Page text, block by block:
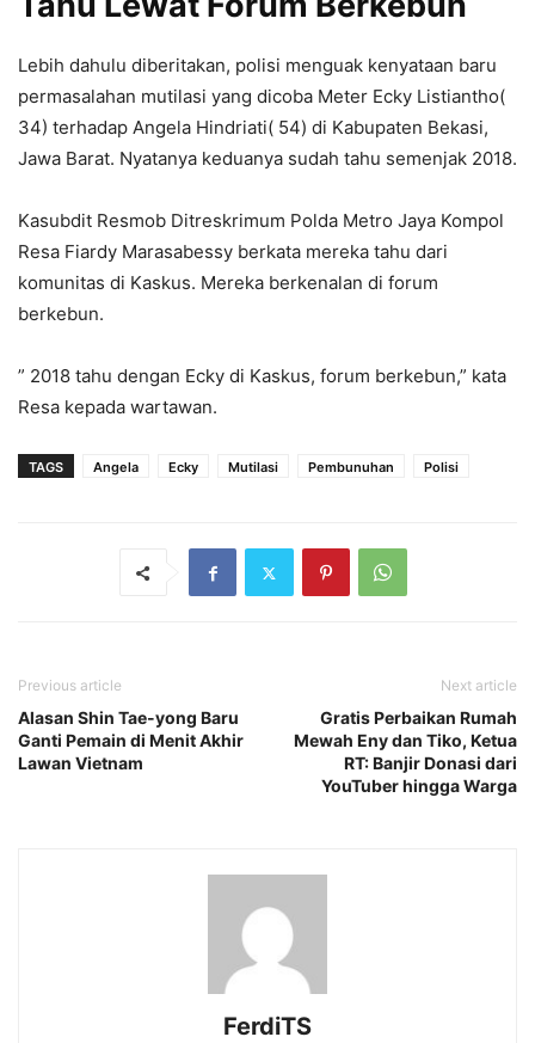
Lebih dahulu diberitakan, polisi menguak kenyataan baru
permasalahan mutilasi yang dicoba Meter Ecky Listiantho(
34) terhadap Angela Hindriati( 54) di Kabupaten Bekasi,
Jawa Barat. Nyatanya keduanya sudah tahu semenjak 2018.
Kasubdit Resmob Ditreskrimum Polda Metro Jaya Kompol
Resa Fiardy Marasabessy berkata mereka tahu dari
komunitas di Kaskus. Mereka berkenalan di forum
berkebun.
” 2018 tahu dengan Ecky di Kaskus, forum berkebun,” kata
Resa kepada wartawan.
TAGS Angela Ecky Mutilasi Pembunuhan Polisi
Previous article
Alasan Shin Tae-yong Baru
Ganti Pemain di Menit Akhir
Lawan Vietnam
Next article
Gratis Perbaikan Rumah
Mewah Eny dan Tiko, Ketua
RT: Banjir Donasi dari
YouTuber hingga Warga
FerdiTS